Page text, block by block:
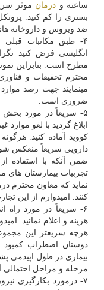
ساعته و درمان موثر
بستری را کم کنید.
ضد ویروس و داروخانه­
۴- طبق مکاتبات قبلی
انگلیسی فرض کنید
مطرح است. بنابراین
محترم تحقیقات و
می­نمایند جهت رصد
ضروری است.
۵- سریعاً در مورد بخش
ابلاغ گردید با لغو
کووید آماده کنید.
دارویی سریعاً منعکس
ضمن آنکه با استفاده
تجربیات بیمارستان
نماید که معاون محترم
کنند. امیدوارم از این
۶- سریعاً در مورد راه
هزینه و اعلام نمائید.
هرچه سریعتر این
دوستان اضطراب کمبود
بیماری در طول اپیدمی
مرحله و مراحل احتمالی
۷- درمورد بکارگیری